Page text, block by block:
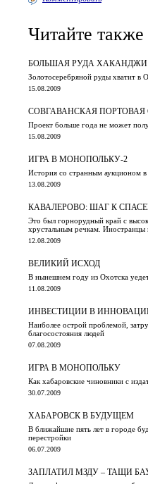
Читайте также
БОЛЬШАЯ РУДА ХАКАНДЖИ
Золотосеребряной руды хватит в
15.08.2009
СОВГАВАНСКАЯ ПОРТОВАЯ
Проект больше года не может
15.08.2009
ИГРА В МОНОПОЛЬКУ-2
История со странным аукционом
13.08.2009
КАВАЛЕРОВО: ШАГ К
Это был горнорудный край с
хрустальным речкам.
12.08.2009
ВЕЛИКИЙ ИСХОД
В нынешнем году из Охотска
11.08.2009
ИНВЕСТИЦИИ В
Наиболее острой проблемой,
благосостояния людей
07.08.2009
ИГРА В МОНОПОЛЬКУ
Как хабаровские чиновники с
30.07.2009
ХАБАРОВСК В БУДУЩЕМ
В ближайшие пять лет в городе
перестройки
06.07.2009
ЗАПЛАТИЛ МЗДУ – ТАЩИ